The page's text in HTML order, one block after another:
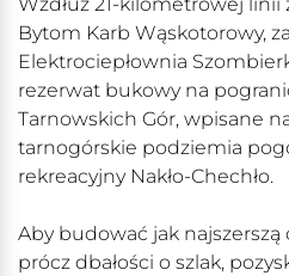
Bytom Karb Wąskotorowy,
Elektrociepłownia
rezerwat bukowy na
Tarnowskich Gór, wpisane
tarnogórskie podziemia
rekreacyjny Nakło-Chechło.
Aby budować jak najszerszą
prócz dbałości o szlak,